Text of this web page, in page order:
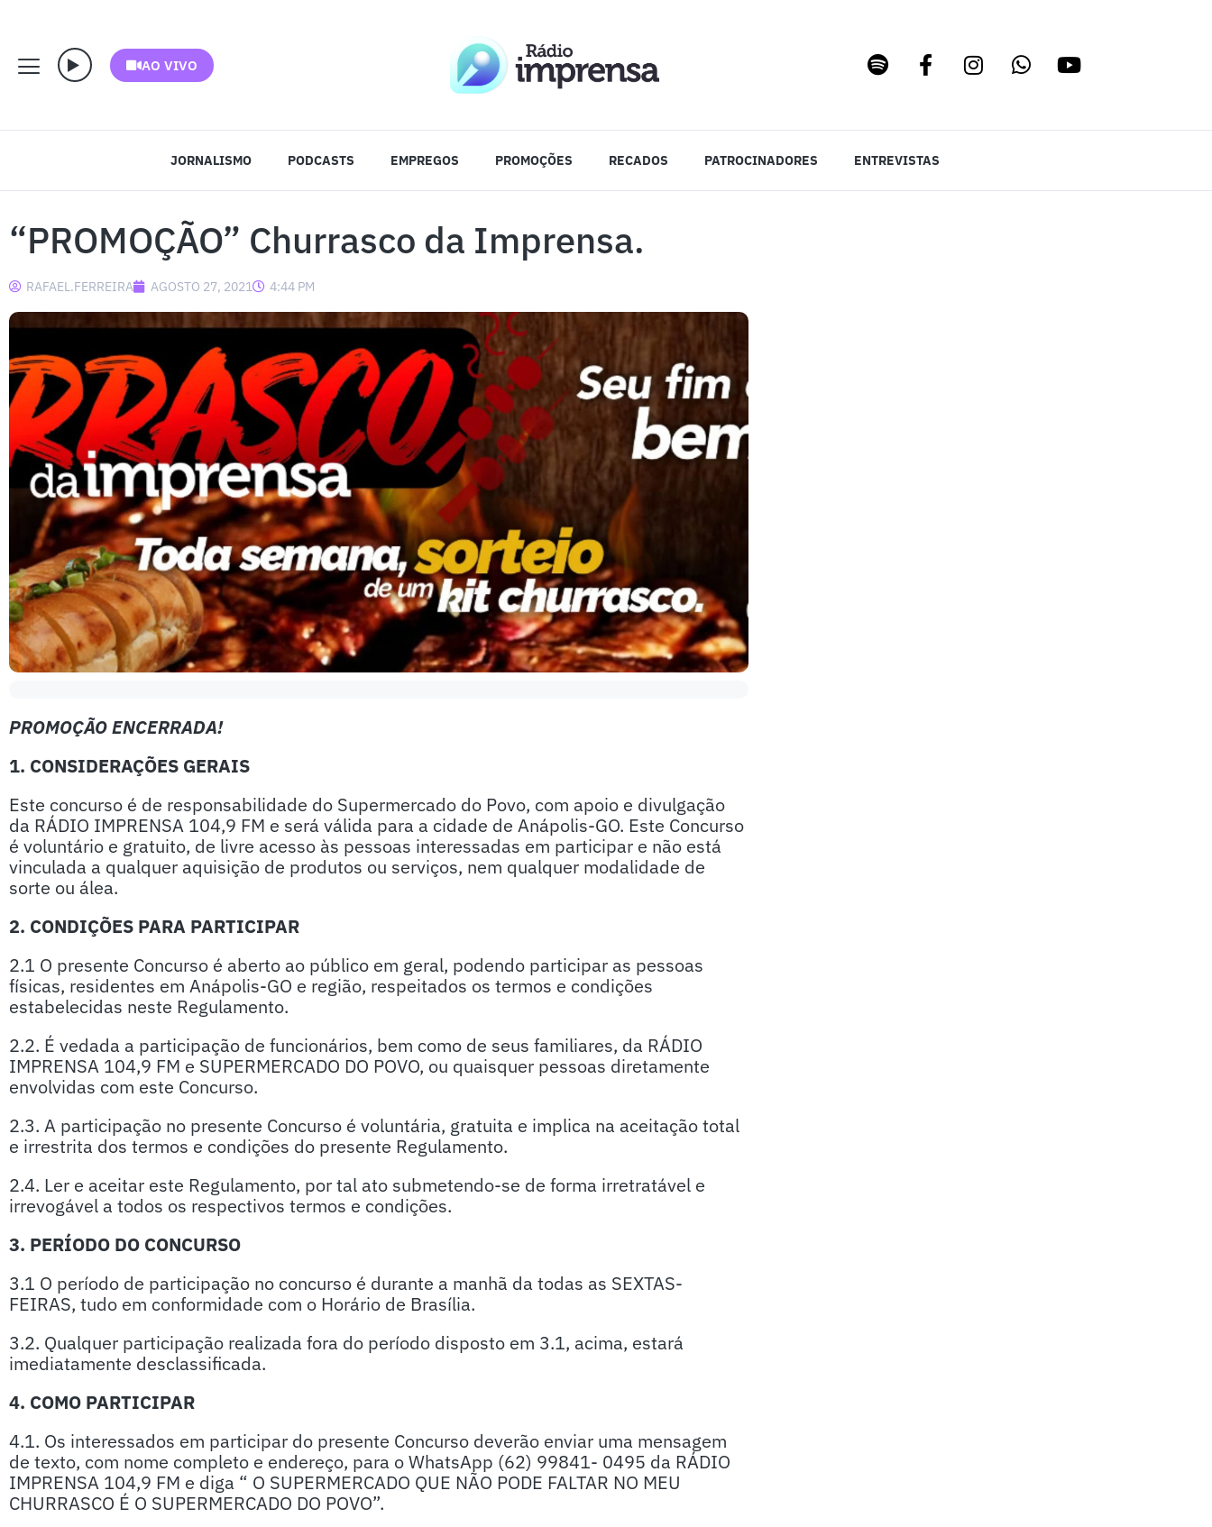
AO VIVO
JORNALISMO PODCASTS EMPREGOS PROMOÇÕES RECADOS PATROCINADORES ENTREVISTAS
“PROMOÇÃO” Churrasco da Imprensa.
RAFAEL.FERREIRA AGOSTO 27, 2021 4:44 PM
PROMOÇÃO ENCERRADA!
1. CONSIDERAÇÕES GERAIS
Este concurso é de responsabilidade do Supermercado do Povo, com apoio e divulgação
da RÁDIO IMPRENSA 104,9 FM e será válida para a cidade de Anápolis-GO. Este Concurso
é voluntário e gratuito, de livre acesso às pessoas interessadas em participar e não está
vinculada a qualquer aquisição de produtos ou serviços, nem qualquer modalidade de
sorte ou álea.
2. CONDIÇÕES PARA PARTICIPAR
2.1 O presente Concurso é aberto ao público em geral, podendo participar as pessoas
físicas, residentes em Anápolis-GO e região, respeitados os termos e condições
estabelecidas neste Regulamento.
2.2. É vedada a participação de funcionários, bem como de seus familiares, da RÁDIO
IMPRENSA 104,9 FM e SUPERMERCADO DO POVO, ou quaisquer pessoas diretamente
envolvidas com este Concurso.
2.3. A participação no presente Concurso é voluntária, gratuita e implica na aceitação total
e irrestrita dos termos e condições do presente Regulamento.
2.4. Ler e aceitar este Regulamento, por tal ato submetendo-se de forma irretratável e
irrevogável a todos os respectivos termos e condições.
3. PERÍODO DO CONCURSO
3.1 O período de participação no concurso é durante a manhã da todas as SEXTAS-
FEIRAS, tudo em conformidade com o Horário de Brasília.
3.2. Qualquer participação realizada fora do período disposto em 3.1, acima, estará
imediatamente desclassificada.
4. COMO PARTICIPAR
4.1. Os interessados em participar do presente Concurso deverão enviar uma mensagem
de texto, com nome completo e endereço, para o WhatsApp (62) 99841- 0495 da RÁDIO
IMPRENSA 104,9 FM e diga “ O SUPERMERCADO QUE NÃO PODE FALTAR NO MEU
CHURRASCO É O SUPERMERCADO DO POVO”.